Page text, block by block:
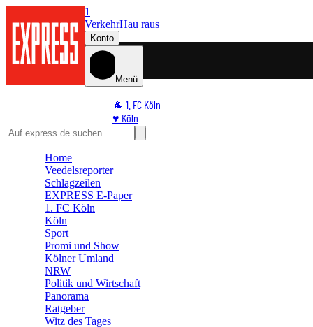
1
VerkehrHau raus
Konto
Menü
🐐 1. FC Köln
♥️ Köln
⭐ Promi
🛒 Shoppingwelt
Home
Veedelsreporter
Schlagzeilen
EXPRESS E-Paper
1. FC Köln
Köln
Sport
Promi und Show
Kölner Umland
NRW
Politik und Wirtschaft
Panorama
Ratgeber
Witz des Tages